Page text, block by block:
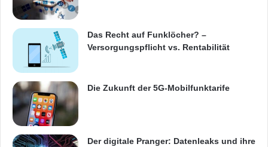
Das Recht auf Funklöcher? –
Versorgungspflicht vs. Rentabilität
Die Zukunft der 5G-Mobilfunktarife
Der digitale Pranger: Datenleaks und ihre